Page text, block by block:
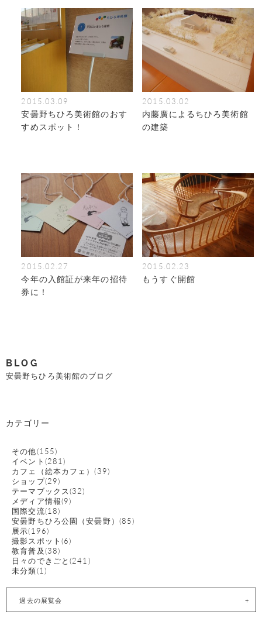
2015.03.09
安曇野ちひろ美術館のおす
すめスポット！
2015.03.02
内藤廣によるちひろ美術館
の建築
2015.02.27
今年の入館証が来年の招待
券に！
2015.02.23
もうすぐ開館
BLOG
安曇野ちひろ美術館のブログ
カテゴリー
その他(155)
イベント(281)
カフェ（絵本カフェ）(39)
ショップ(29)
テーマブックス(32)
メディア情報(9)
国際交流(18)
安曇野ちひろ公園（安曇野）(85)
展示(196)
撮影スポット(6)
教育普及(38)
日々のできごと(241)
未分類(1)
過去の展覧会